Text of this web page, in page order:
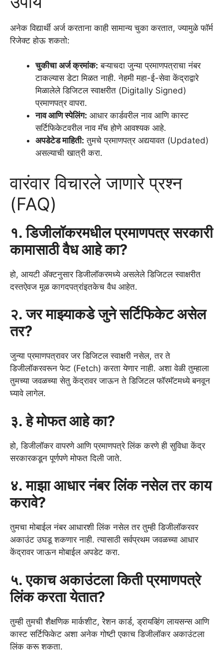
अनेक विद्यार्थी अर्ज करताना काही सामान्य चुका करतात, ज्यामुळे फॉर्म
रिजेक्ट होऊ शकतो:
चुकीचा अर्ज क्रमांक: बऱ्याचदा जुन्या प्रमाणपत्राचा नंबर
टाकल्यास डेटा मिळत नाही. नेहमी महा-ई-सेवा केंद्राद्वारे
मिळालेले डिजिटल स्वाक्षरीत (Digitally Signed)
प्रमाणपत्र वापरा.
नाव आणि स्पेलिंग: आधार कार्डवरील नाव आणि कास्ट
सर्टिफिकेटवरील नाव मॅच होणे आवश्यक आहे.
अपडेटेड माहिती: तुमचे प्रमाणपत्र अद्ययावत (Updated)
असल्याची खात्री करा.
वारंवार विचारले जाणारे प्रश्न
(FAQ)
१. डिजीलॉकरमधील प्रमाणपत्र सरकारी
कामासाठी वैध आहे का?
हो, आयटी ॲक्टनुसार डिजीलॉकरमध्ये असलेले डिजिटल स्वाक्षरीत
दस्तऐवज मूळ कागदपत्रांइतकेच वैध आहेत.
२. जर माझ्याकडे जुने सर्टिफिकेट असेल
तर?
जुन्या प्रमाणपत्रावर जर डिजिटल स्वाक्षरी नसेल, तर ते
डिजीलॉकरवरून फेट (Fetch) करता येणार नाही. अशा वेळी तुम्हाला
तुमच्या जवळच्या सेतु केंद्रावर जाऊन ते डिजिटल फॉरमॅटमध्ये बनवून
घ्यावे लागेल.
३. हे मोफत आहे का?
हो, डिजीलॉकर वापरणे आणि प्रमाणपत्रे लिंक करणे ही सुविधा केंद्र
सरकारकडून पूर्णपणे मोफत दिली जाते.
४. माझा आधार नंबर लिंक नसेल तर काय
करावे?
तुमचा मोबाईल नंबर आधारशी लिंक नसेल तर तुम्ही डिजीलॉकरवर
अकाउंट उघडू शकणार नाही. त्यासाठी सर्वप्रथम जवळच्या आधार
केंद्रावर जाऊन मोबाईल अपडेट करा.
५. एकाच अकाउंटला किती प्रमाणपत्रे
लिंक करता येतात?
तुम्ही तुमची शैक्षणिक मार्कशीट, रेशन कार्ड, ड्रायव्हिंग लायसन्स आणि
कास्ट सर्टिफिकेट अशा अनेक गोष्टी एकाच डिजीलॉकर अकाउंटला
लिंक करू शकता.